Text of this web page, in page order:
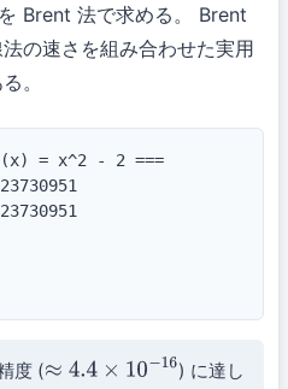
Brent 法で求める。 Brent
の速さを組み合わせた実用
。
= x^2 - 2 ===
度 (≈4.4×10−16
) に達し